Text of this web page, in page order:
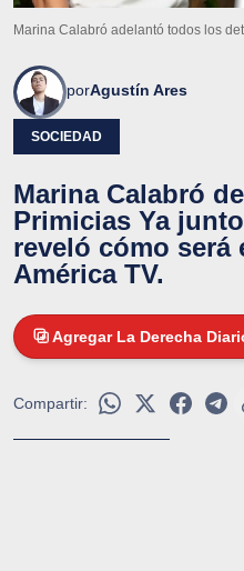
Marina Calabró adelantó todos los
porAgustín Ares
SOCIEDAD
Marina Calabró
Primicias Ya
reveló cómo
América TV.
Agregar La Derecha
Compartir: